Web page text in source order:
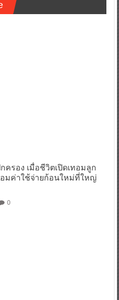
ครอง เมื่อชีวิตเปิดเทอมลูก
อมค่าใช้จ่ายก้อนใหม่ที่ใหญ่
0